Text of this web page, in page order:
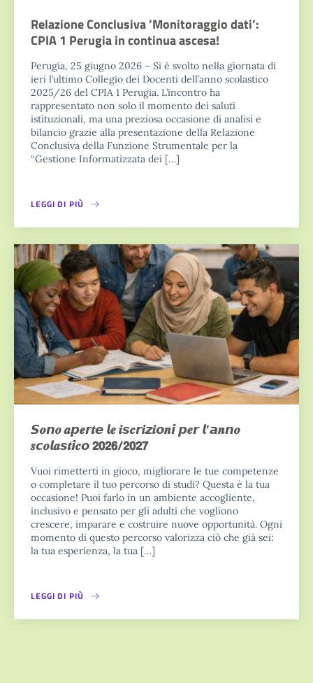
Relazione Conclusiva ’Monitoraggio dati’:
CPIA 1 Perugia in continua ascesa!
Perugia, 25 giugno 2026 – Si è svolto nella giornata di
ieri l’ultimo Collegio dei Docenti dell’anno scolastico
2025/26 del CPIA 1 Perugia. L’incontro ha
rappresentato non solo il momento dei saluti
istituzionali, ma una preziosa occasione di analisi e
bilancio grazie alla presentazione della Relazione
Conclusiva della Funzione Strumentale per la
“Gestione Informatizzata dei […]
LEGGI DI PIÙ
𝙎𝒐𝙣𝒐 𝒂𝙥𝒆𝙧𝒕𝙚 𝙡𝒆 𝒊𝙨𝒄𝙧𝒊𝙯𝒊𝙤𝒏𝙞 𝙥𝒆𝙧 𝙡’𝙖𝒏𝙣𝒐
𝒔𝙘𝒐𝙡𝒂𝙨𝒕𝙞𝒄𝙤 𝟮𝟬𝟮𝟲/𝟮𝟬𝟮𝟳
Vuoi rimetterti in gioco, migliorare le tue competenze
o completare il tuo percorso di studi? Questa è la tua
occasione! Puoi farlo in un ambiente accogliente,
inclusivo e pensato per gli adulti che vogliono
crescere, imparare e costruire nuove opportunità. Ogni
momento di questo percorso valorizza ciò che già sei:
la tua esperienza, la tua […]
LEGGI DI PIÙ